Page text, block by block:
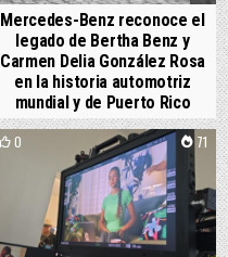
Mercedes-Benz reconoce el
legado de Bertha Benz y
Carmen Delia González Rosa
en la historia automotriz
mundial y de Puerto Rico
0 71